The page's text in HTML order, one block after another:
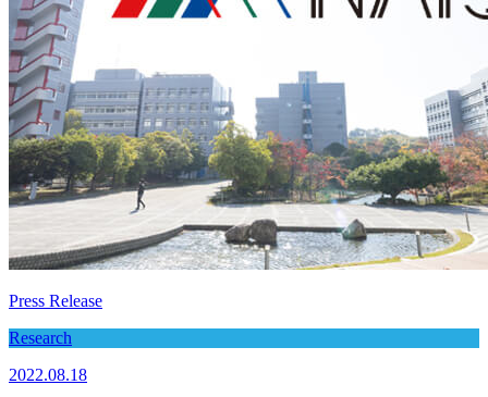
Press Release
Research
2022.08.18